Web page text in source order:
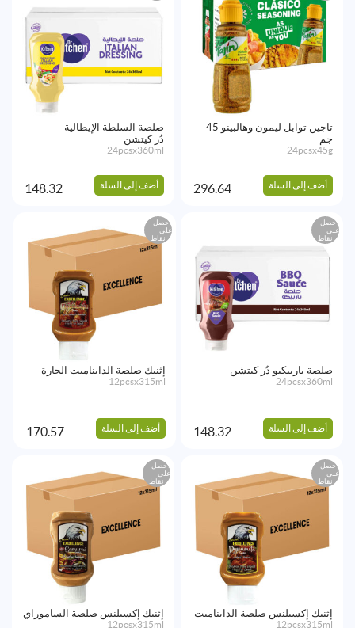
تاجين توابل ليمون وهالبينو 45
جم
24pcsx45g
أضف إلى السلة 296.64
صلصة السلطة الإيطالية
دُر كيتشن
24pcsx360ml
أضف إلى السلة 148.32
احصل
على
نقاط
صلصة باربيكيو دُر كيتشن
24pcsx360ml
أضف إلى السلة 148.32
احصل
على
نقاط
إثنيك صلصة الدايناميت الحارة
12pcsx315ml
أضف إلى السلة 170.57
احصل
على
نقاط
إثنيك إكسيلنس صلصة الدايناميت
12pcsx315ml
احصل
على
نقاط
إثنيك إكسيلنس صلصة الساموراي
12pcsx315ml